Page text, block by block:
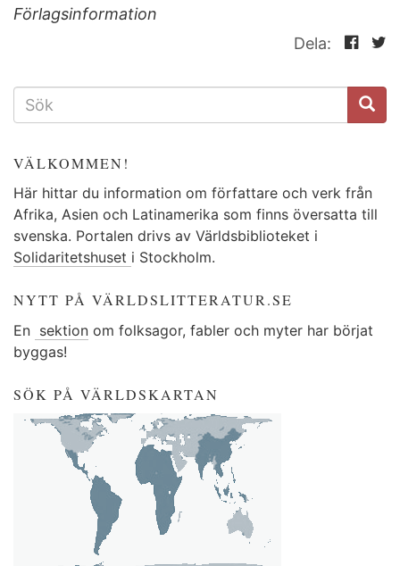
Förlagsinformation
Dela:
SÖKFORMULÄR
VÄLKOMMEN!
Här hittar du information om författare och verk från
Afrika, Asien och Latinamerika som finns översatta till
svenska. Portalen drivs av Världsbiblioteket i
Solidaritetshuset i Stockholm.
NYTT PÅ VÄRLDSLITTERATUR.SE
En sektion om folksagor, fabler och myter har börjat
byggas!
SÖK PÅ VÄRLDSKARTAN